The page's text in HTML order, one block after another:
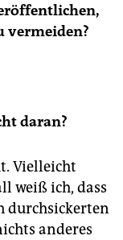
vermeiden?
daran?
Vielleicht
weiß ich, dass
durchsickerten
anderes